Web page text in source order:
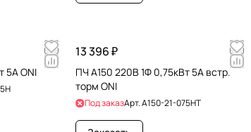
5А ONI
13 396 ₽
ПЧ A150 220В 1Ф 0,75кВт 5А встр.
торм ONI
Под заказАрт.A150-21-075HT